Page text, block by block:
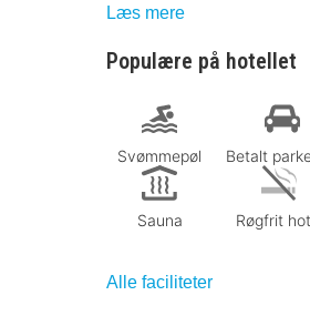
Læs mere
Populære på hotellet
Svømmepøl Betalt
Sauna Røgfrit
Alle faciliteter